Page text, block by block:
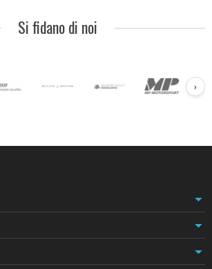
Si fidano di noi
›